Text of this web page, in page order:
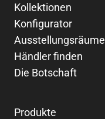
Kollektionen
Konfigurator
Ausstellungsräume
Händler finden
Die Botschaft
Produkte